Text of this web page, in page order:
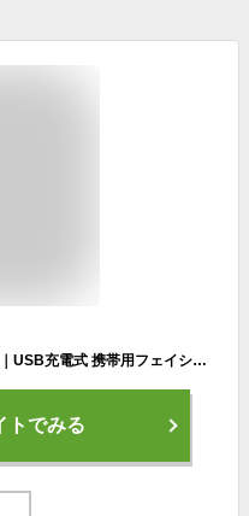
ハンディタイプ ナノミストスチーマー｜USB充電式 携帯用フェイシャル加湿器｜保湿・毛穴ケア・潤い対策｜ミスト量調整可能 スキンケア専用｜乾燥対策 ミニサイズ蒸気スプレー｜SPA感覚 美容補水ツール
トでみる